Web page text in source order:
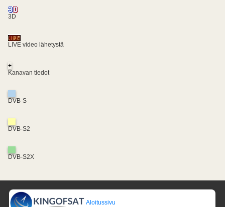
3D
LIVE video lähetystä
+
Kanavan tiedot
DVB-S
DVB-S2
DVB-S2X
Aloitussivu